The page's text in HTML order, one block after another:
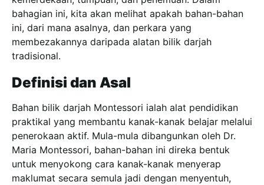
bahagian ini, kita akan melihat apakah bahan-bahan
ini, dari mana asalnya, dan perkara yang
membezakannya daripada alatan bilik darjah
tradisional.
Definisi dan Asal
Bahan bilik darjah Montessori ialah alat pendidikan
praktikal yang membantu kanak-kanak belajar melalui
penerokaan aktif. Mula-mula dibangunkan oleh Dr.
Maria Montessori, bahan-bahan ini direka bentuk
untuk menyokong cara kanak-kanak menyerap
maklumat secara semula jadi dengan menyentuh,